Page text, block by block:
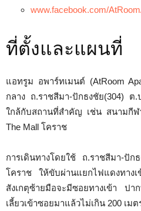
www.facebook.com/
ที่ตั้งและแผนที่
แอทรูม อพาร์ทเมนต์ (AtRoom
กลาง ถ.ราชสีมา-ปักธงชัย(304) ต
ใกล้กับสถานที่สำคัญ เช่น สนามกี
The Mall โคราช
การเดินทางโดยใช้ ถ.ราชสีมา-ปัก
โคราช ให้ขับผ่านแยกไฟแดงทา
สังเกตุซ้ายมือจะมีซอยทางเข้า ป
เลี้ยวเข้าซอยมาแล้วไม่เกิน 200 เม